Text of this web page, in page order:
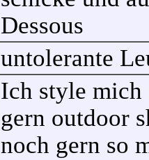
Dessous
untolerante
Ich style mich
gern outdoor
noch gern so